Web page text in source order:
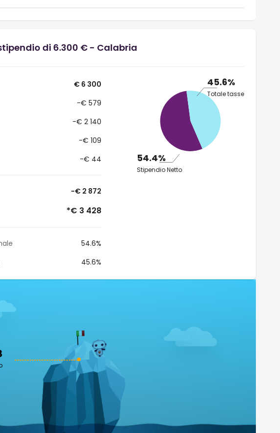
di 6.300 € - Calabria
€ 6 300
-€ 579
-€ 2 140
-€ 109
-€ 44
-€ 2 872
*€ 3 428
54.6%
45.6%
45.6%
Totale tasse
54.4%
Stipendio Netto